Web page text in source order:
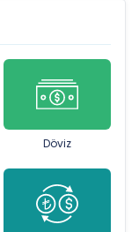
Döviz